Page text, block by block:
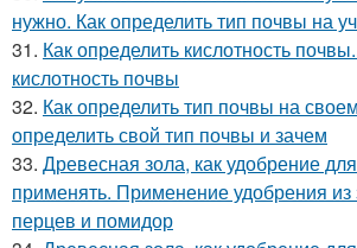
нужно. Как определить тип почвы на
31. Как определить кислотность
кислотность почвы
32. Как определить тип почвы на
определить свой тип почвы и зачем
33. Древесная зола, как удобрение
применять. Применение удобрения
перцев и помидор